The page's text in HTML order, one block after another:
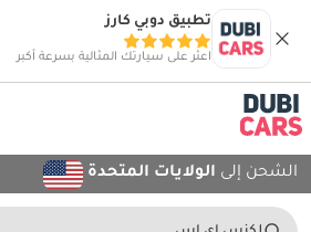
تطبيق دوبي كارز
اعثر على سيارتك المثالية بسرعة أكبر
الشحن إلى الولايات المتحدة